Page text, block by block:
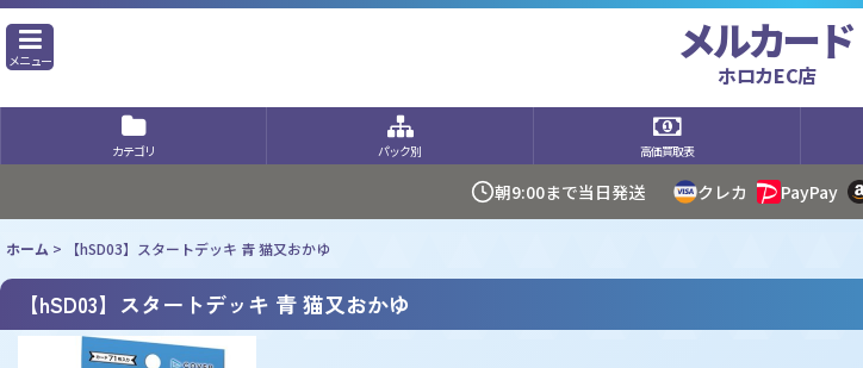
メニュー メルカード
ホロカEC店
カテゴリ パック別 高価買取表
朝9:00まで当日発送 クレカ PayPay
ホーム > 【hSD03】スタートデッキ 青 猫又おかゆ
【hSD03】スタートデッキ 青 猫又おかゆ